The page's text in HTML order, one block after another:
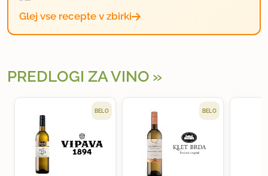
Glej vse recepte v zbirki
PREDLOGI ZA VINO
BELO BELO